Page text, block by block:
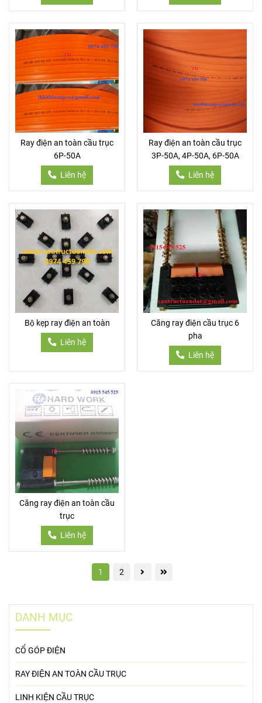
Ray điện an toàn cầu trục
6P-50A
Liên hệ
Ray điện an toàn cầu trục
3P-50A, 4P-50A, 6P-50A
Liên hệ
Bộ kẹp ray điện an toàn
Liên hệ
Căng ray điện cầu trục 6
pha
Liên hệ
Căng ray điện an toàn cầu
trục
Liên hệ
1 2
DANH MỤC
CỔ GÓP ĐIỆN
RAY ĐIỆN AN TOÀN CẦU TRỤC
LINH KIỆN CẦU TRỤC